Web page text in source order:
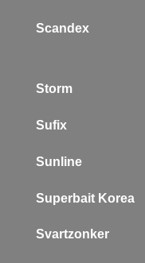
Scandex
Storm
Sufix
Sunline
Superbait Korea
Svartzonker